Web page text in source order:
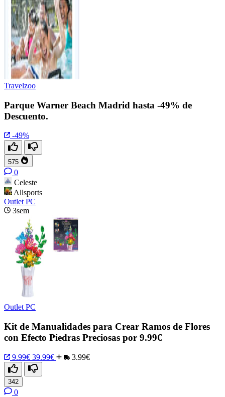
Travelzoo
Parque Warner Beach Madrid hasta -49% de
Descuento.
-49%
575
0
Celeste
Allsports
Outlet PC
3sem
Outlet PC
Kit de Manualidades para Crear Ramos de Flores
con Efecto Piedras Preciosas por 9.99€
9.99€ 39.99€ 3.99€
342
0